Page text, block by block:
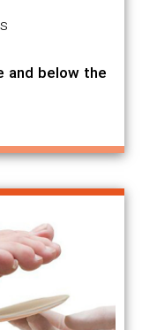
and below the